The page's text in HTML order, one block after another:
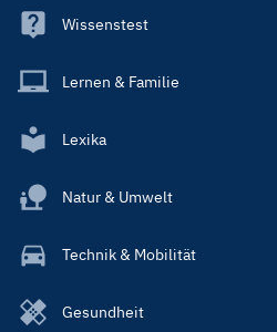
Wissenstest
Lernen & Familie
Lexika
Natur & Umwelt
Technik & Mobilität
Gesundheit